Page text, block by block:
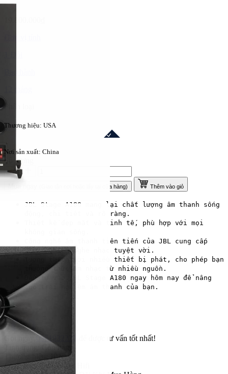
Phân loại
Thương hiệu: USA
Nơi sản xuất: China
Số lượng
(Giao tận nơi hoặc lấy tại cửa hàng) Thêm vào giỏ
JBL Stage A180 mang lại chất lượng âm thanh sống
động, chi tiết và rõ ràng.
Thiết kế đẹp mắt và tinh tế, phù hợp với mọi
Công nghệ âm thanh tiên tiến của JBL cung cấp
trải nghiệm nghe nhạc tuyệt vời.
Tương thích với nhiều thiết bị phát, cho phép bạn
thưởng thức âm nhạc từ nhiều nguồn.
Đầu tư vào JBL Stage A180 ngay hôm nay để nâng
cao trải nghiệm âm thanh của bạn.
0961932222
để được tư vấn tốt nhất!
Tình trạng:Còn hàng
Thương hiệu:
JBL
Loại:Loa Nghe Nhạc Hifi